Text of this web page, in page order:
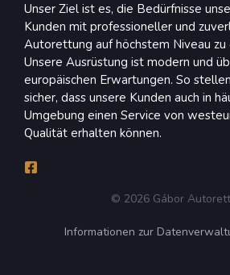
Unser Ziel ist es, die Bedürfnisse
Kunden mit professioneller und
Autorettung auf höchstem Niveau zu
Unsere Ausrüstung ist modern und
europäischen Erwartungen. So
sicher, dass unsere Kunden auch in
Umgebung einen Service von
Qualität erhalten können.
© 2026 Gábor
Informationen zur